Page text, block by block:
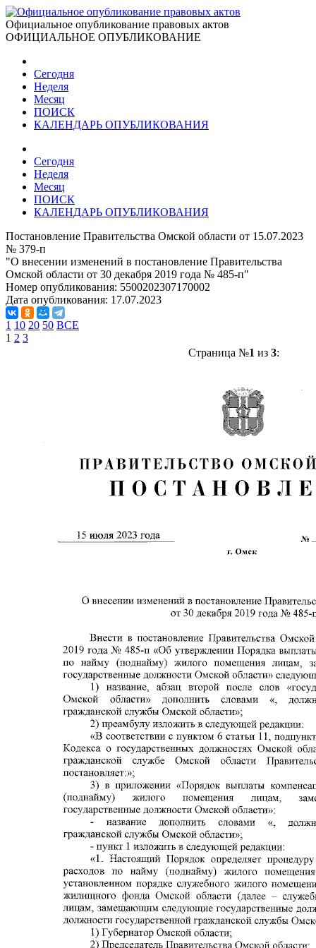
Официальное опубликование правовых актов
ОФИЦИАЛЬНОЕ ОПУБЛИКОВАНИЕ
Сегодня
Неделя
Месяц
ПОИСК
КАЛЕНДАРЬ ОПУБЛИКОВАНИЯ
Сегодня
Неделя
Месяц
ПОИСК
КАЛЕНДАРЬ ОПУБЛИКОВАНИЯ
Постановление Правительства Омской области от 15.07.2023
№ 379-п
"О внесении изменений в постановление Правительства
Омской области от 30 декабря 2019 года № 485-п"
Номер опубликования: 5500202307170002
Дата опубликования: 17.07.2023
1 10 20 50 ВСЕ
1 2 3
Страница №1 из 3: